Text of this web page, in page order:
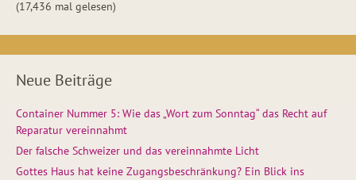
(17,436 mal gelesen)
Neue Beiträge
Container Nummer 5: Wie das „Wort zum Sonntag“ das Recht auf
Reparatur vereinnahmt
Der falsche Schweizer und das vereinnahmte Licht
Gottes Haus hat keine Zugangsbeschränkung? Ein Blick ins